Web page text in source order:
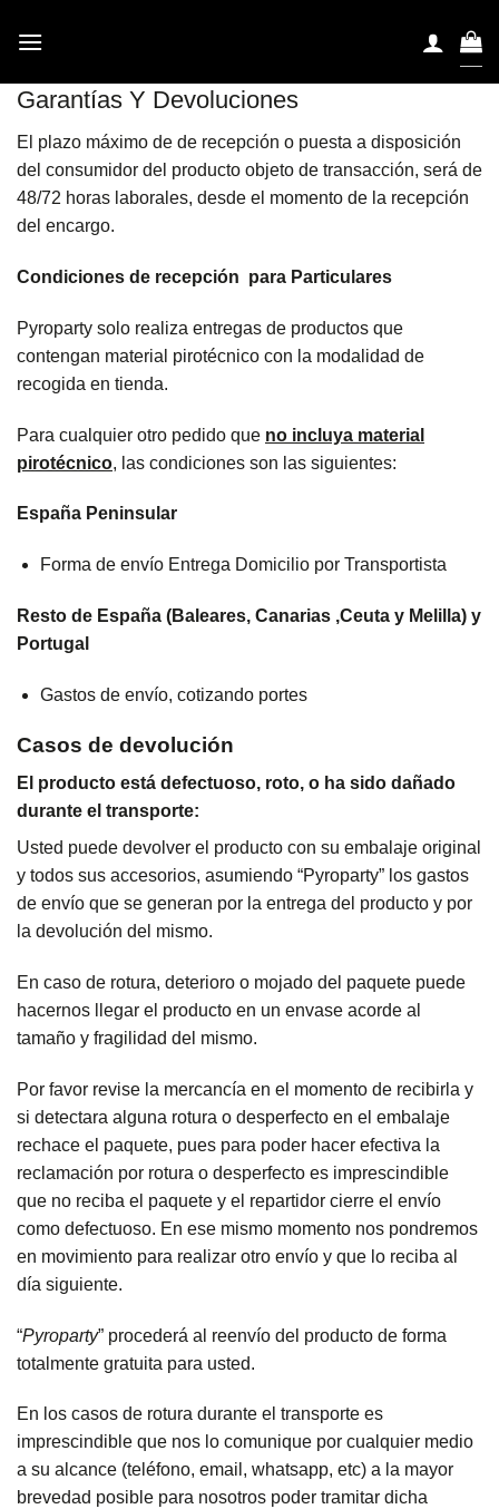
Garantías Y Devoluciones
El plazo máximo de de recepción o puesta a disposición
del consumidor del producto objeto de transacción, será de
48/72 horas laborales, desde el momento de la recepción
del encargo.
Condiciones de recepción para Particulares
Pyroparty solo realiza entregas de productos que
contengan material pirotécnico con la modalidad de
recogida en tienda.
Para cualquier otro pedido que no incluya material
pirotécnico, las condiciones son las siguientes:
España Peninsular
Forma de envío Entrega Domicilio por Transportista
Resto de España (Baleares, Canarias ,Ceuta y Melilla) y
Portugal
Gastos de envío, cotizando portes
Casos de devolución
El producto está defectuoso, roto, o ha sido dañado
durante el transporte:
Usted puede devolver el producto con su embalaje original
y todos sus accesorios, asumiendo “Pyroparty” los gastos
de envío que se generan por la entrega del producto y por
la devolución del mismo.
En caso de rotura, deterioro o mojado del paquete puede
hacernos llegar el producto en un envase acorde al
tamaño y fragilidad del mismo.
Por favor revise la mercancía en el momento de recibirla y
si detectara alguna rotura o desperfecto en el embalaje
rechace el paquete, pues para poder hacer efectiva la
reclamación por rotura o desperfecto es imprescindible
que no reciba el paquete y el repartidor cierre el envío
como defectuoso. En ese mismo momento nos pondremos
en movimiento para realizar otro envío y que lo reciba al
día siguiente.
“Pyroparty” procederá al reenvío del producto de forma
totalmente gratuita para usted.
En los casos de rotura durante el transporte es
imprescindible que nos lo comunique por cualquier medio
a su alcance (teléfono, email, whatsapp, etc) a la mayor
brevedad posible para nosotros poder tramitar dicha